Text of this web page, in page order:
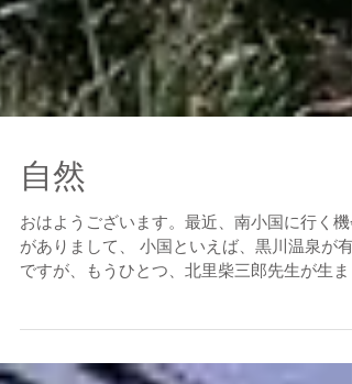
自然
がありまして、 小国といえば、黒川温泉が有
出たところです。大村智さんがつい最近ノー